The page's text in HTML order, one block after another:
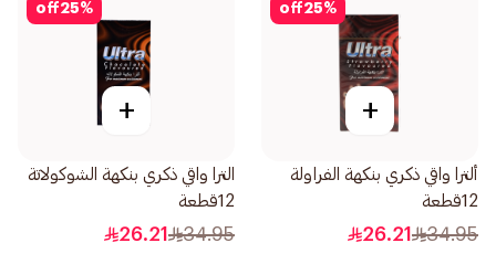
25%
off
+
ألترا واقي ذكري بنكهة الفراولة
12قطعة
34.95
26.21
25%
off
+
الترا واقي ذكري بنكهة الشوكولاتة
12قطعة
34.95
26.21